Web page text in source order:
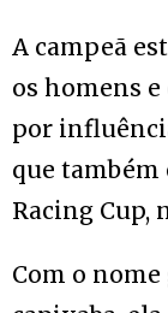
A campeã
os homens
por
que também
Racing Cup,
Com o